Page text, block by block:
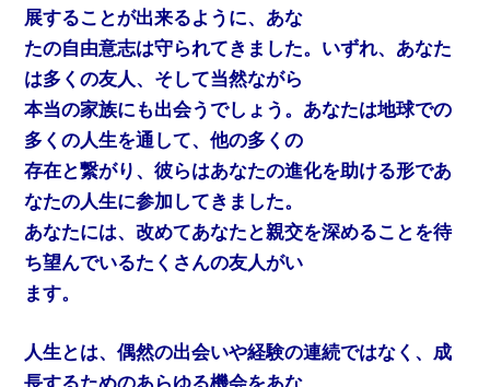
展することが出来るように、あな
たの自由意志は守られてきました。いずれ、あなた
は多くの友人、そして当然ながら
本当の家族にも出会うでしょう。あなたは地球での
多くの人生を通して、他の多くの
存在と繋がり、彼らはあなたの進化を助ける形であ
なたの人生に参加してきました。
あなたには、改めてあなたと親交を深めることを待
ち望んでいるたくさんの友人がい
ます。
人生とは、偶然の出会いや経験の連続ではなく、成